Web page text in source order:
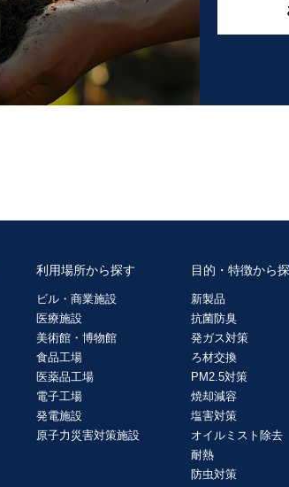
利用場所から探す
ビル・商業施設
医療施設
美術館・博物館
食品工場
医薬品工場
電子工場
発電施設
原子力災害対策施設
目的・特徴から
新製品
抗菌防臭
発ガス対策
ろ材交換
PM2.5対策
焼却減容
塩害対策
オイルミスト除去
耐熱
防虫対策